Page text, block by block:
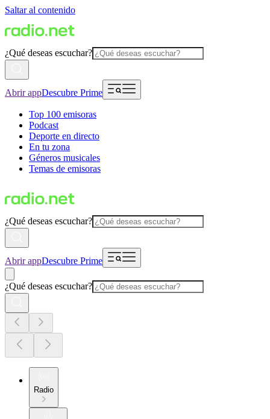
Saltar al contenido
¿Qué deseas escuchar?
Abrir appDescubre Prime
Top 100 emisoras
Podcast
Deporte en directo
En tu zona
Géneros musicales
Temas de emisoras
¿Qué deseas escuchar?
Abrir appDescubre Prime
¿Qué deseas escuchar?
Radio